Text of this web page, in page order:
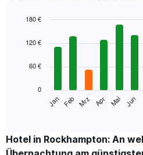
chart
bars.
folgende
den
durchschnittlichen
graphic.
Jan Feb Mrz Apr Mai Jun
0
60 €
120 €
180 €
Hotel in Rockhampton: An